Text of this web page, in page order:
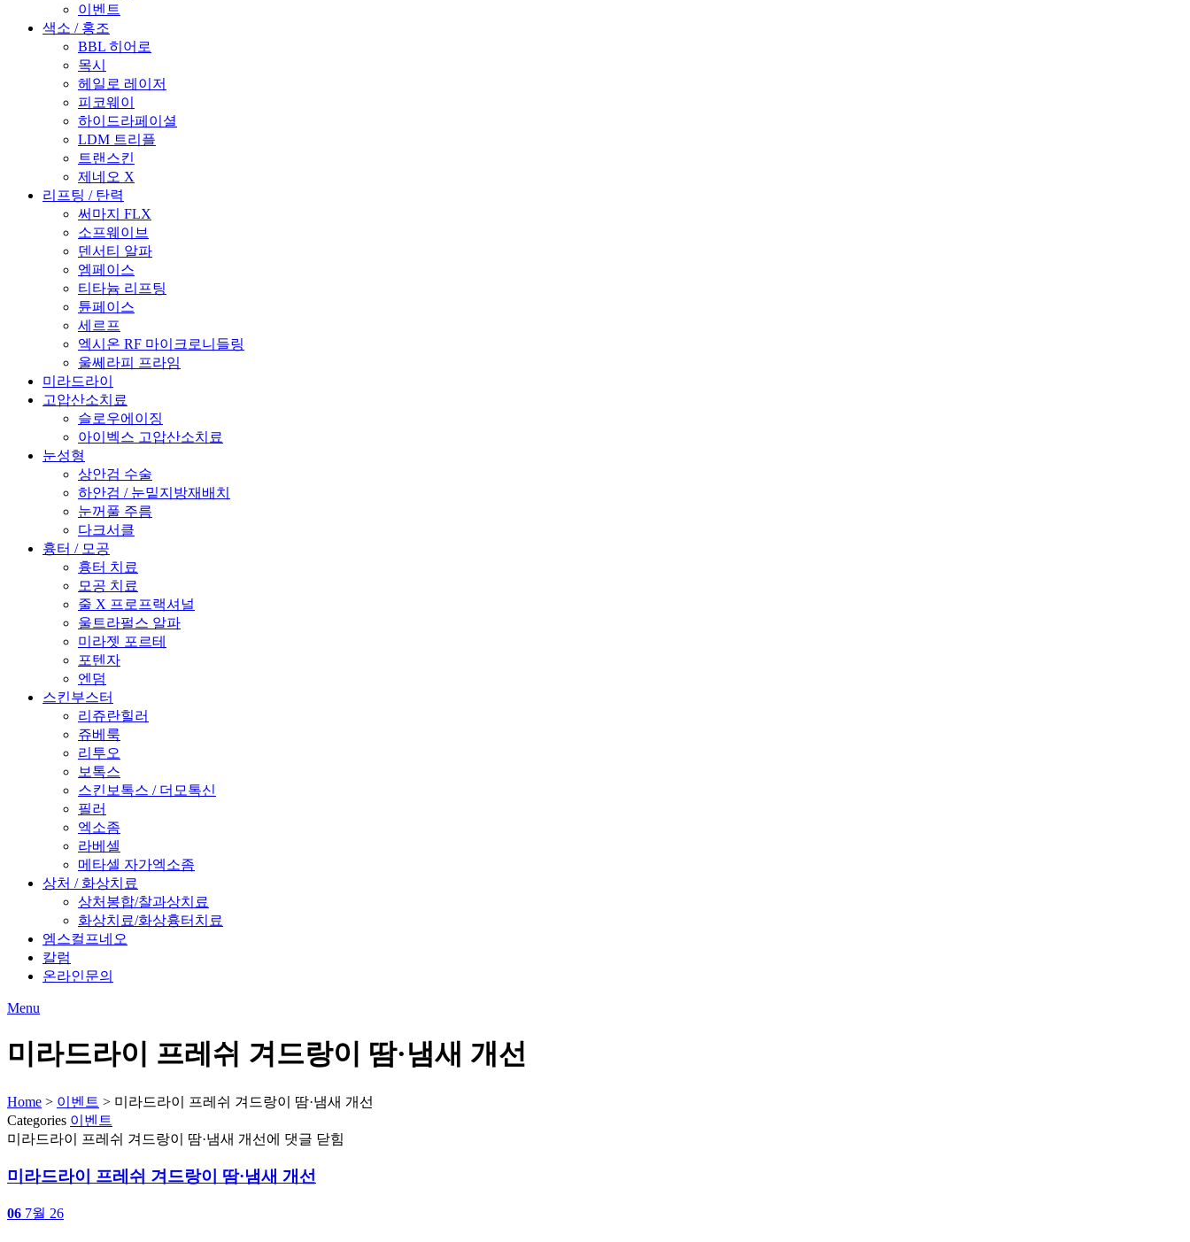
이벤트
색소 / 홍조
BBL 히어로
목시
헤일로 레이저
피코웨이
하이드라페이셜
LDM 트리플
트랜스킨
제네오 X
리프팅 / 탄력
써마지 FLX
소프웨이브
덴서티 알파
엠페이스
티타늄 리프팅
튠페이스
세르프
엑시온 RF 마이크로니들링
울쎄라피 프라임
미라드라이
고압산소치료
슬로우에이징
아이벡스 고압산소치료
눈성형
상안검 수술
하안검 / 눈밑지방재배치
눈꺼풀 주름
다크서클
흉터 / 모공
흉터 치료
모공 치료
줄 X 프로프랙셔널
울트라펄스 알파
미라젯 포르테
포텐자
엔덤
스킨부스터
리쥬란힐러
쥬베룩
리투오
보톡스
스킨보톡스 / 더모톡신
필러
엑소좀
라베셀
메타셀 자가엑소좀
상처 / 화상치료
상처봉합/찰과상치료
화상치료/화상흉터치료
엠스컬프네오
칼럼
온라인문의
Menu
미라드라이 프레쉬 겨드랑이 땀·냄새 개선
Home > 이벤트 > 미라드라이 프레쉬 겨드랑이 땀·냄새 개선
Categories 이벤트
미라드라이 프레쉬 겨드랑이 땀·냄새 개선 에 댓글 닫힘
미라드라이 프레쉬 겨드랑이 땀·냄새 개선
06 7월 26